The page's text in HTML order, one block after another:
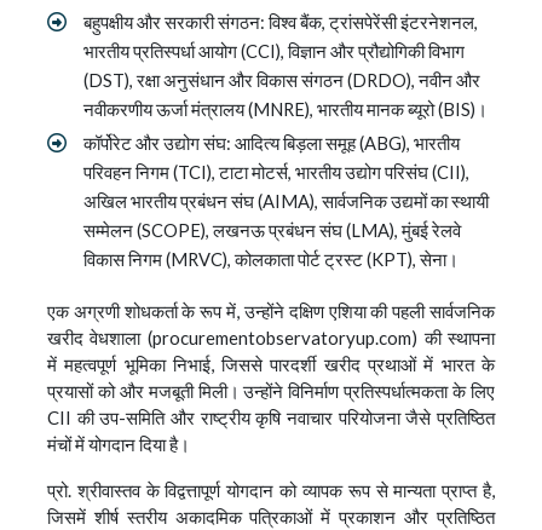
बहुपक्षीय और सरकारी संगठन: विश्व बैंक, ट्रांसपेरेंसी इंटरनेशनल,
भारतीय प्रतिस्पर्धा आयोग (CCI), विज्ञान और प्रौद्योगिकी विभाग
(DST), रक्षा अनुसंधान और विकास संगठन (DRDO), नवीन और
नवीकरणीय ऊर्जा मंत्रालय (MNRE), भारतीय मानक ब्यूरो (BIS)।
कॉर्पोरेट और उद्योग संघ: आदित्य बिड़ला समूह (ABG), भारतीय
परिवहन निगम (TCI), टाटा मोटर्स, भारतीय उद्योग परिसंघ (CII),
अखिल भारतीय प्रबंधन संघ (AIMA), सार्वजनिक उद्यमों का स्थायी
सम्मेलन (SCOPE), लखनऊ प्रबंधन संघ (LMA), मुंबई रेलवे
विकास निगम (MRVC), कोलकाता पोर्ट ट्रस्ट (KPT), सेना।
एक अग्रणी शोधकर्ता के रूप में, उन्होंने दक्षिण एशिया की पहली सार्वजनिक
खरीद वेधशाला (procurementobservatoryup.com) की स्थापना
में महत्वपूर्ण भूमिका निभाई, जिससे पारदर्शी खरीद प्रथाओं में भारत के
प्रयासों को और मजबूती मिली। उन्होंने विनिर्माण प्रतिस्पर्धात्मकता के लिए
CII की उप-समिति और राष्ट्रीय कृषि नवाचार परियोजना जैसे प्रतिष्ठित
मंचों में योगदान दिया है।
प्रो. श्रीवास्तव के विद्वत्तापूर्ण योगदान को व्यापक रूप से मान्यता प्राप्त है,
जिसमें शीर्ष स्तरीय अकादमिक पत्रिकाओं में प्रकाशन और प्रतिष्ठित